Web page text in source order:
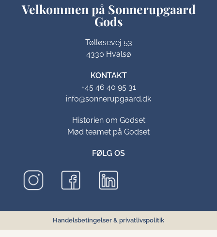
Velkommen på Sonnerupgaard
Gods​
Tølløsevej 53
4330 Hvalsø
KONTAKT
+45 46 40 95 31
info@sonnerupgaard.dk
Historien om Godset
Mød teamet på Godset
FØLG OS
Handelsbetingelser & privatlivspolitik